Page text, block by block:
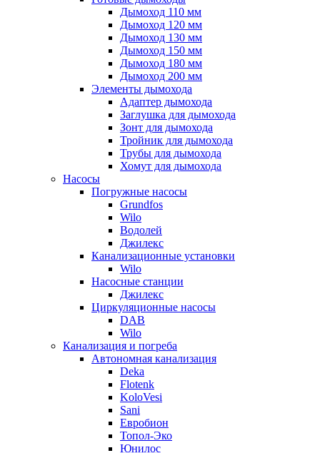
Дымоход 110 мм
Дымоход 120 мм
Дымоход 130 мм
Дымоход 150 мм
Дымоход 180 мм
Дымоход 200 мм
Элементы дымохода
Адаптер дымохода
Заглушка для дымохода
Зонт для дымохода
Тройник для дымохода
Трубы для дымохода
Хомут для дымохода
Насосы
Погружные насосы
Grundfos
Wilo
Водолей
Джилекс
Канализационные установки
Wilo
Насосные станции
Джилекс
Циркуляционные насосы
DAB
Wilo
Канализация и погреба
Автономная канализация
Deka
Flotenk
KoloVesi
Sani
Евробион
Топол-Эко
Юнилос